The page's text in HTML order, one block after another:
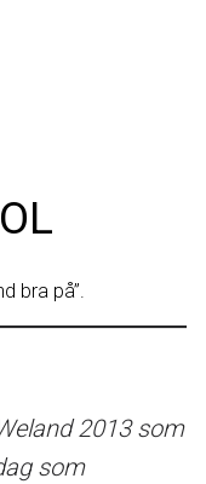
bra på”.
2013 som
som